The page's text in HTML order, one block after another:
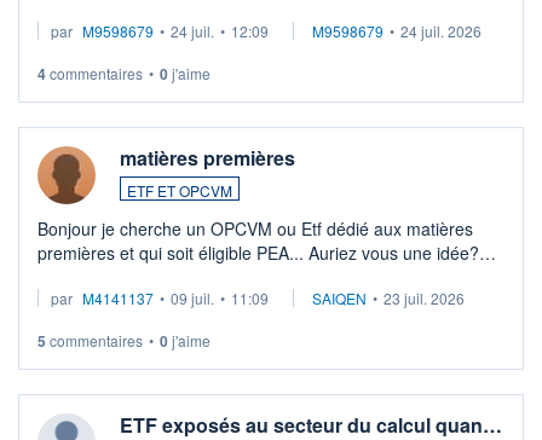
veux procéder à la vente, on me signale ...
par M9598679 • 24 juil. • 12:09 M9598679 • 24 juil. 2026
4commentaires • 0j'aime
matières premières
ETF ET OPCVM
Bonjour je cherche un OPCVM ou Etf dédié aux matières
premières et qui soit éligible PEA... Auriez vous une idée?
par M4141137 • 09 juil. • 11:09 SAIQEN • 23 juil. 2026
5 commentaires • 0j'aime
ETF exposés au secteur du calcul quan…